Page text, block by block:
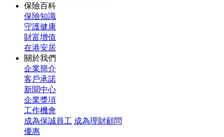
保險百科
保險知識
守護健康
財富增值
在港安居
關於我們
企業簡介
客戶承諾
新聞中心
企業獎項
工作機會
成為保誠員工 成為理財顧問
優惠